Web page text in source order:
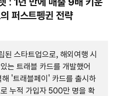
퍼스트펭귄 전략
스타트업으로, 해외여행 시
는 트래블 카드를 개발했어
'트래블페이' 카드를 출시하
누적 가입자 500만 명을 확